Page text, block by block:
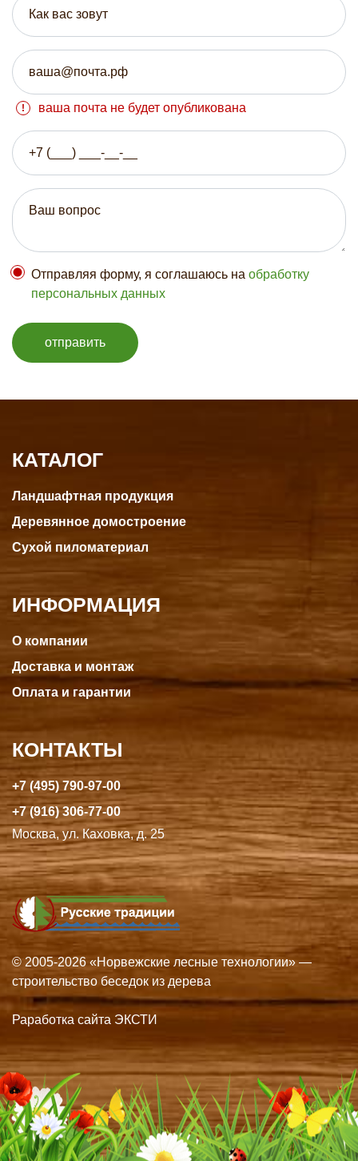
ваша почта не будет опубликована
Отправляя форму, я соглашаюсь на обработку
персональных данных
отправить
КАТАЛОГ
Ландшафтная продукция
Деревянное домостроение
Сухой пиломатериал
ИНФОРМАЦИЯ
О компании
Доставка и монтаж
Оплата и гарантии
КОНТАКТЫ
+7 (495) 790-97-00
+7 (916) 306-77-00
Москва, ул. Каховка, д. 25
© 2005-2026 «Норвежские лесные технологии» —
строительство беседок из дерева
Раработка сайта ЭКСТИ